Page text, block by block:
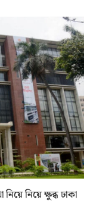
নিয়ে ক্ষুব্ধ ঢাকা